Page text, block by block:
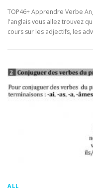
TOP46+ Apprendre Verbe
l'anglais vous allez trouvez
cours sur les adjectifs, les
ALL